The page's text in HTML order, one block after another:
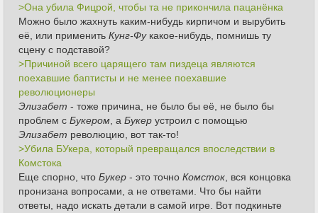
>Она убила Фицрой, чтобы та не прикончила пацанёнка
Можно было жахнуть каким-нибудь кирпичом и вырубить
её, или применить Кунг-Фукакое-нибудь, помнишь ту
сцену с подставой?
>Причиной всего царящего там пиздеца являются
поехавшие баптисты и не менее поехавшие
революционеры
Элизабет - тоже причина , не было бы её, не было бы
проблем с Букером , а Букер устроил с помощью
Элизабет революцию, вот так-то!
>Убила БУкера, который превращался впоследствии в
Комстока
Еще спорно, что Букер - это точно Комсток , вся концовка
пронизана вопросами, а не ответами. Что бы найти
ответы, надо искать детали в самой игре. Вот подкиньте